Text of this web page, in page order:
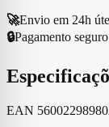
🚀Envio em 24h
🔒Pagamento seguro
EAN